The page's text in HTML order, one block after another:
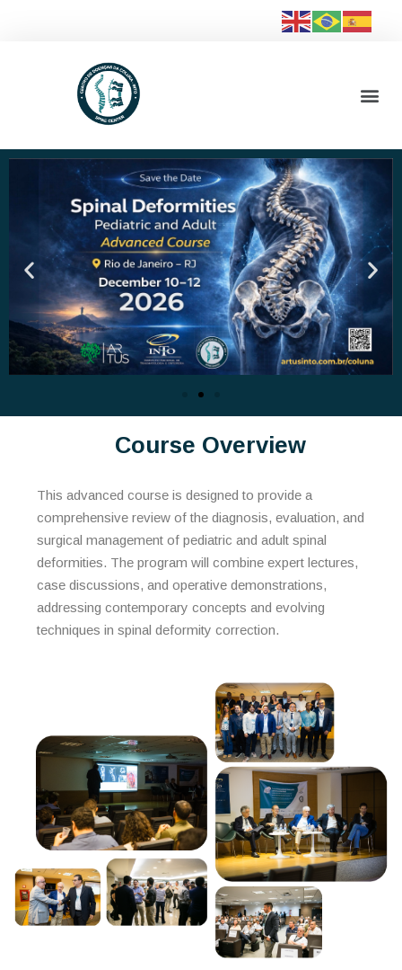
Course Overview
This advanced course is designed to provide a
comprehensive review of the diagnosis, evaluation, and
surgical management of pediatric and adult spinal
deformities. The program will combine expert lectures,
case discussions, and operative demonstrations,
addressing contemporary concepts and evolving
techniques in spinal deformity correction.